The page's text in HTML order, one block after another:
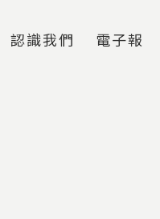
認識我們 電子報